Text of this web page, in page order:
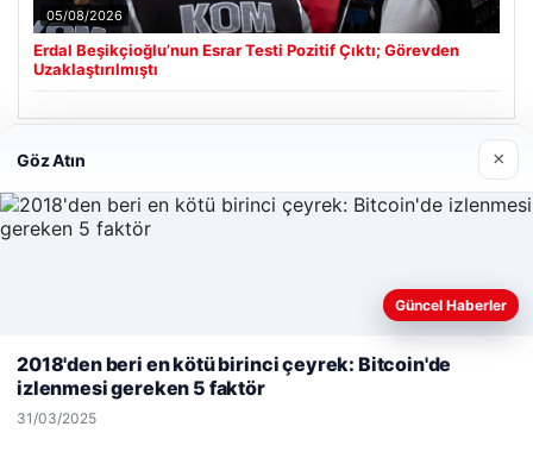
05/08/2026
Erdal Beşikçioğlu’nun Esrar Testi Pozitif Çıktı; Görevden
Uzaklaştırılmıştı
Son Eklenen Firmalar
Web sitemizi nasıl kullandığınızı daha iyi anlayabilmek,
kullanıyoruz.Çerez Politikamız
Göz Atın ×
Güncel Haberler
2018'den beri en kötü birinci çeyrek: Bitcoin'de
izlenmesi gereken 5 faktör
31/03/2025